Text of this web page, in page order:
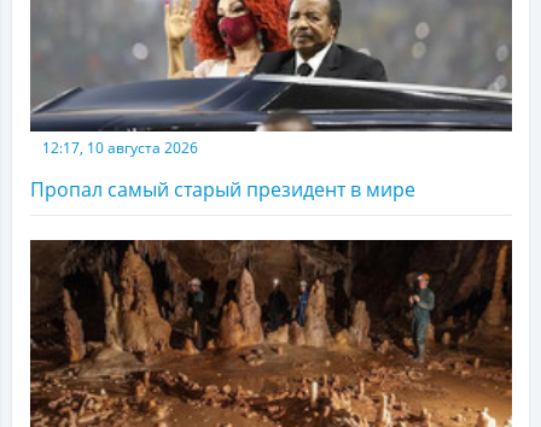
12:17, 10 августа 2026
Пропал самый старый президент в мире